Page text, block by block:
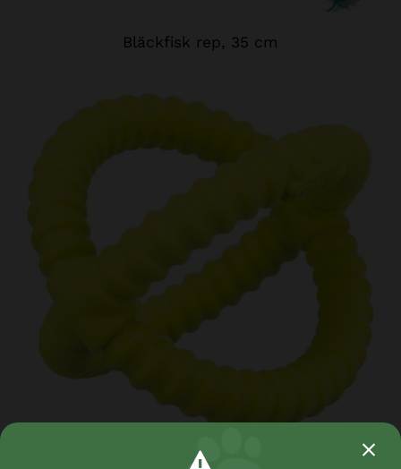
Bläckfisk rep, 35 cm
Aqua Toy tugger, TPR-foam flytande, ø 17 cm